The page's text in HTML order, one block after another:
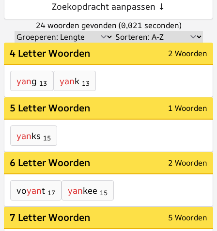
Zoekopdracht aanpassen ↓
24 woorden gevonden (0,021 seconden)
4 Letter Woorden 2 Woorden
yang 13 yank 13
5 Letter Woorden 1 Woorden
yanks 15
6 Letter Woorden 2 Woorden
voyant 17 yankee 15
7 Letter Woorden 5 Woorden